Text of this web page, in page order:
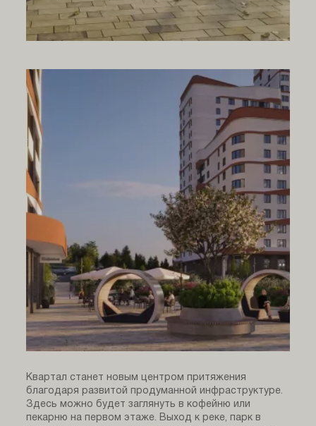
Образование
Сервис
Квартал станет новым центром притяжения
благодаря развитой продуманной инфраструктуре.
Здесь можно будет заглянуть в кофейню или
пекарню на первом этаже. Выход к реке, парк в